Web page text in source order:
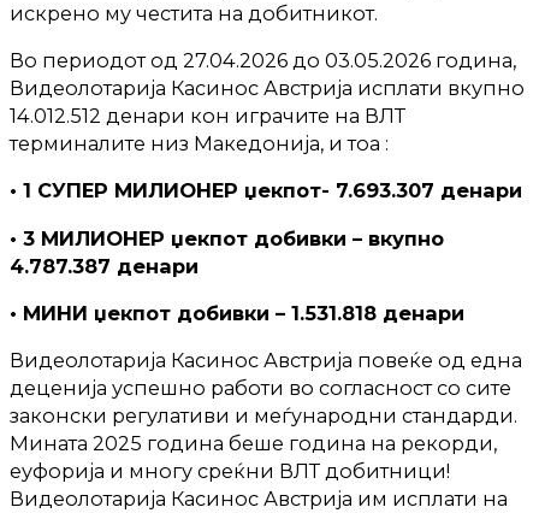
искрено му честита на добитникот.
Во периодот од 27.04.2026 до 03.05.2026 година,
Видеолотарија Касинос Австрија исплати вкупно
14.012.512 денари кон играчите на ВЛТ
терминалите низ Македонија, и тоа :
• 1 СУПЕР МИЛИОНЕР џекпот- 7.693.307 денари
• 3 МИЛИОНЕР џекпот добивки – вкупно
4.787.387 денари
• МИНИ џекпот добивки – 1.531.818 денари
Видеолотарија Касинос Австрија повеќе од една
деценија успешно работи во согласност со сите
законски регулативи и меѓународни стандарди.
Мината 2025 година беше година на рекорди,
еуфорија и многу среќни ВЛТ добитници!
Видеолотарија Касинос Австрија им исплати на